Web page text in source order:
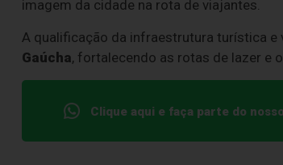
imagem da cidade na rota de viajantes.
A qualificação da infraestrutura turística
Gaúcha, fortalecendo as rotas de lazer e
Clique aqui e faça parte do